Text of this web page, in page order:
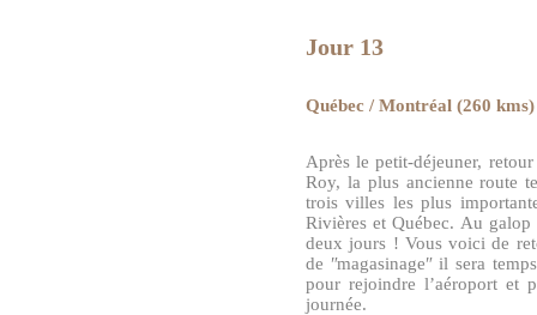
Jour 13
Québec / Montréal (260 kms)
Après le petit-déjeuner,
Roy, la plus ancienne route
trois villes les plus
Rivières et Québec. Au
deux jours ! Vous voici de
de ʺmagasinageʺil sera
pour rejoindre l’aéroport et
journée.